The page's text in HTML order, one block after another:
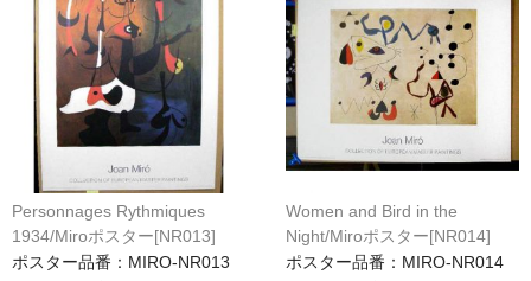
Personnages Rythmiques
1934/Miroポスター[NR013]
ポスター品番：MIRO-NR013
Women and Bird in the
Night/Miroポスター[NR014]
ポスター品番：MIRO-NR014